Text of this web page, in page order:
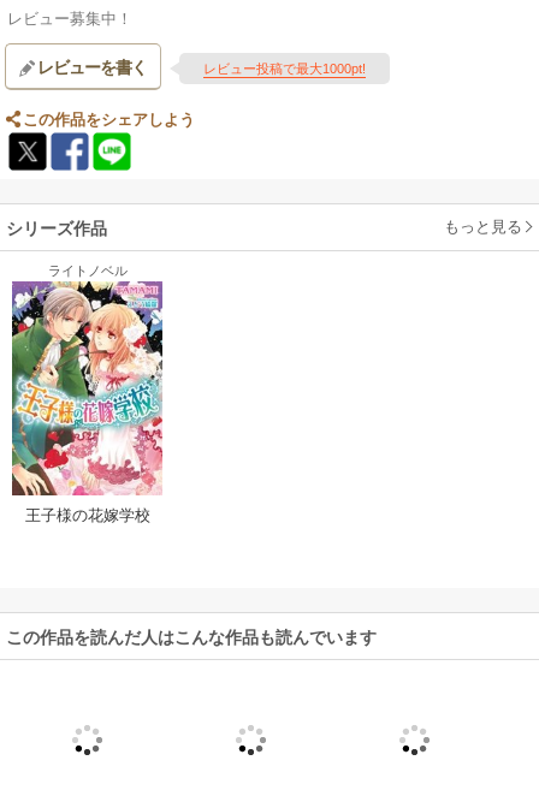
レビュー募集中！
レビューを書く レビュー投稿で最大1000pt!
この作品をシェアしよう
シリーズ作品 もっと見る
ライトノベル
王子様の花嫁学校
この作品を読んだ人はこんな作品も読んでいます